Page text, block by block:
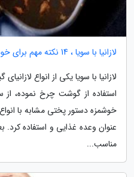
لازانیا با سویا ، 14 نکته مهم برای خوشمزه شدن لازانیا با سویا رستورانی
لازانیا با سویا یکی از انواع
استفاده از گوشت چرخ نموده، از
خوشمزه دستور پختی مشابه با انواع
عنوان وعده غذایی و استفاده کرد.
مناسب...